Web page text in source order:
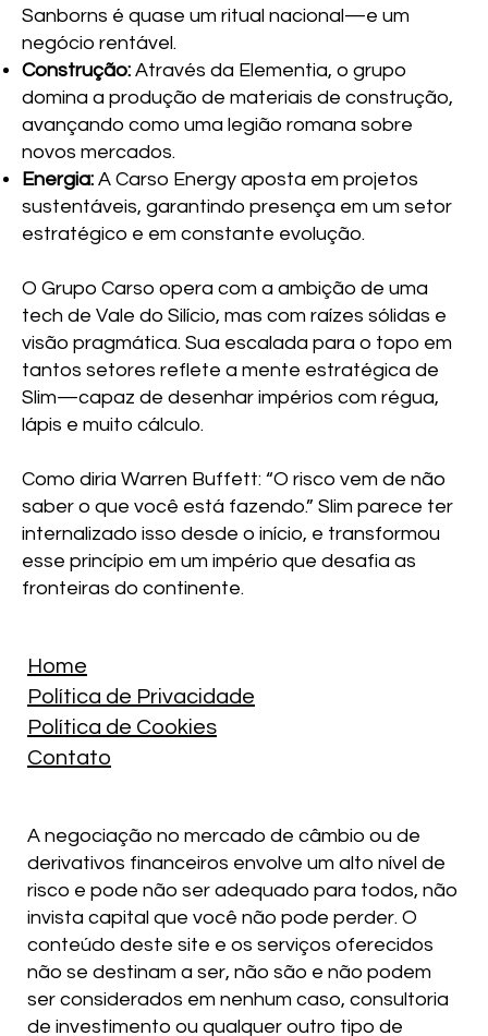
Sanborns é quase um ritual nacional—e um
negócio rentável.
Construção: Através da Elementia, o grupo
domina a produção de materiais de construção,
avançando como uma legião romana sobre
novos mercados.
Energia: A Carso Energy aposta em projetos
sustentáveis, garantindo presença em um setor
estratégico e em constante evolução.
O Grupo Carso opera com a ambição de uma
tech de Vale do Silício, mas com raízes sólidas e
visão pragmática. Sua escalada para o topo em
tantos setores reflete a mente estratégica de
Slim—capaz de desenhar impérios com régua,
lápis e muito cálculo.
Como diria Warren Buffett: “O risco vem de não
saber o que você está fazendo.” Slim parece ter
internalizado isso desde o início, e transformou
esse princípio em um império que desafia as
fronteiras do continente.
Home
Política de Privacidade
Política de Cookies
Contato
A negociação no mercado de câmbio ou de
derivativos financeiros envolve um alto nível de
risco e pode não ser adequado para todos, não
invista capital que você não pode perder. O
conteúdo deste site e os serviços oferecidos
não se destinam a ser, não são e não podem
ser considerados em nenhum caso, consultoria
de investimento ou qualquer outro tipo de